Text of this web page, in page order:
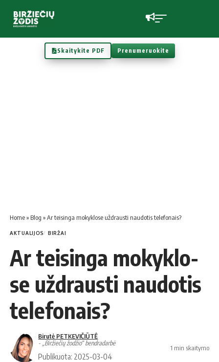
Skaitykite PDF Prenumeruokite
Home» Blog »Ar tei­sin­ga mo­kyk­lo­se už­draus­ti nau­do­tis te­le­fo­nais?
AKTUALIJOS BIRŽAI
Ar tei­sin­ga mo­kyk­lo­
se už­draus­ti nau­do­tis
te­le­fo­nais?
Birutė PETKEVIČIŪTĖ
- „Biržiečių žodžio“ bendradarbė
Publikuota: 2025-03-04
1 min skaitymo